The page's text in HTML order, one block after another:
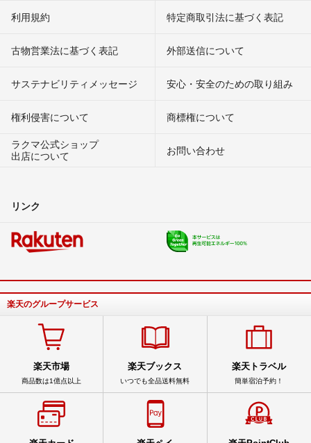
利用規約 特定商取引法に基づく表記
古物営業法に基づく表記 外部送信について
サステナビリティメッセージ 安心・安全のための取り組み
権利侵害について
商標権について
ラクマ公式ショップ
出店について
お問い合わせ
リンク
楽天のグループサービス
楽天市場
商品数は1億点以上
楽天ブックス
いつでも全品送料無料
楽天トラベル
簡単宿泊予約！